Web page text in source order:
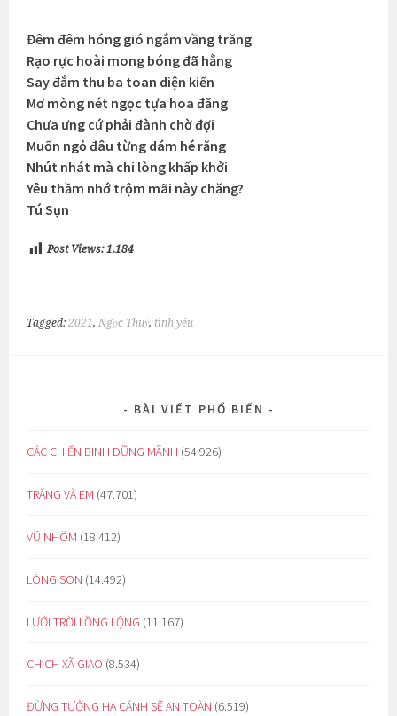
Đêm đêm hóng gió ngắm vầng trăng
Rạo rực hoài mong bóng đã hằng
Say đắm thu ba toan diện kiến
Mơ mòng nét ngọc tựa hoa đăng
Chưa ưng cứ phải đành chờ đợi
Muốn ngỏ đâu từng dám hé răng
Nhút nhát mà chi lòng khấp khởi
Yêu thầm nhớ trộm mãi này chăng?
Tú Sụn
Post Views: 1.184
Tagged:2021, Ngọc Thuỷ, tình yêu
BÀI VIẾT PHỔ BIẾN
CÁC CHIẾN BINH DŨNG MÃNH (54.926)
TRĂNG VÀ EM (47.701)
VŨ NHÔM (18.412)
LÒNG SON (14.492)
LƯỚI TRỜI LỒNG LỘNG (11.167)
CHỊCH XÃ GIAO (8.534)
ĐỪNG TƯỞNG HẠ CÁNH SẼ AN TOÀN (6.519)